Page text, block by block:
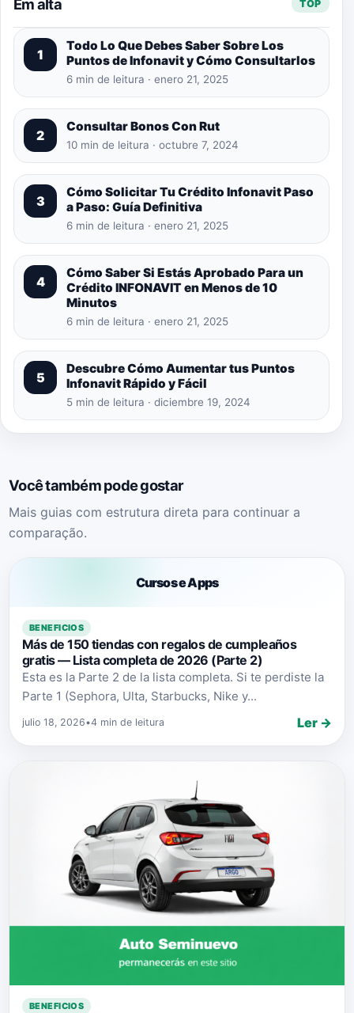
Em alta TOP
1
Todo Lo Que Debes Saber Sobre Los
Puntos de Infonavit y Cómo Consultarlos
6 min de leitura · enero 21, 2025
2
Consultar Bonos Con Rut
10 min de leitura · octubre 7, 2024
3
Cómo Solicitar Tu Crédito Infonavit Paso
a Paso: Guía Definitiva
6 min de leitura · enero 21, 2025
4
Cómo Saber Si Estás Aprobado Para un
Crédito INFONAVIT en Menos de 10
Minutos
6 min de leitura · enero 21, 2025
5
Descubre Cómo Aumentar tus Puntos
Infonavit Rápido y Fácil
5 min de leitura · diciembre 19, 2024
Você também pode gostar
Mais guias com estrutura direta para continuar a
comparação.
Cursos e Apps
BENEFICIOS
Más de 150 tiendas con regalos de cumpleaños
gratis — Lista completa de 2026 (Parte 2)
Esta es la Parte 2 de la lista completa. Si te perdiste la
Parte 1 (Sephora, Ulta, Starbucks, Nike y...
julio 18, 2026•4 min de leitura Ler →
BENEFICIOS